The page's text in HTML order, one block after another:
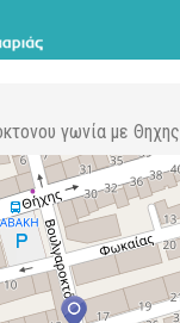
γωνία με Θηχης